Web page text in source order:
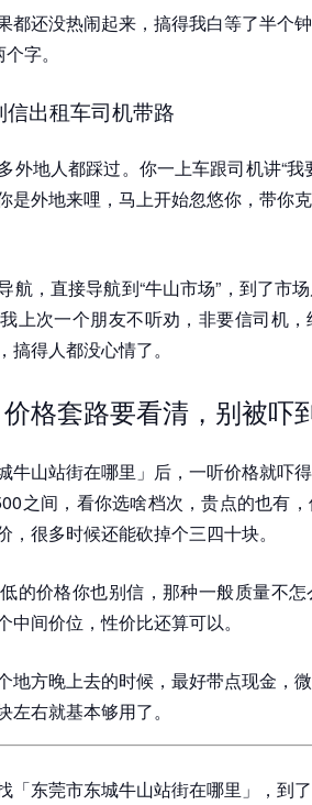
都还没热闹起来，搞得我白等了半个
字。
出租车司机带路
外地人都踩过。你一上车跟司机讲“
是外地来哩，马上开始忽悠你，带你
航，直接导航到“牛山市场”，到了市
上次一个朋友不听劝，非要信司机
得人都没心情了。
格套路要看清，别被吓
牛山站街在哪里」后，一听价格就吓
之间，看你选啥档次，贵点的也有
很多时候还能砍掉个三四十块。
的价格你也别信，那种一般质量不
间价位，性价比还算可以。
地方晚上去的时候，最好带点现金，
右就基本够用了。
「东莞市东城牛山站街在哪里」，到